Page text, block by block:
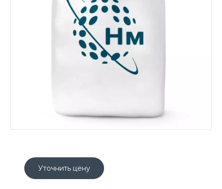
Сырьё для косметики и бытовой химии
Химия для строительных смесей
Уточнить цену